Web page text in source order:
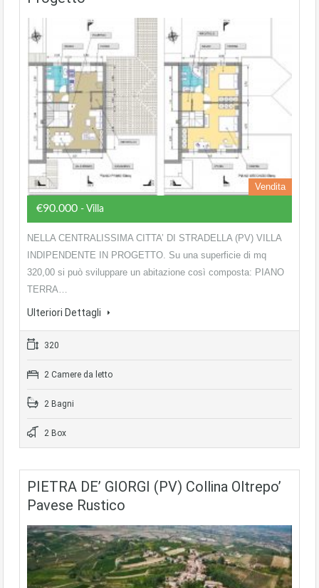
Vendita
€90.000 - Villa
NELLA CENTRALISSIMA CITTA’ DI STRADELLA (PV) VILLA
INDIPENDENTE IN PROGETTO. Su una superficie di mq
320,00 si può sviluppare un abitazione così composta: PIANO
TERRA…
Ulteriori Dettagli
320
2 Camere da letto
2 Bagni
2 Box
PIETRA DE’ GIORGI (PV) Collina Oltrepo’
Pavese Rustico